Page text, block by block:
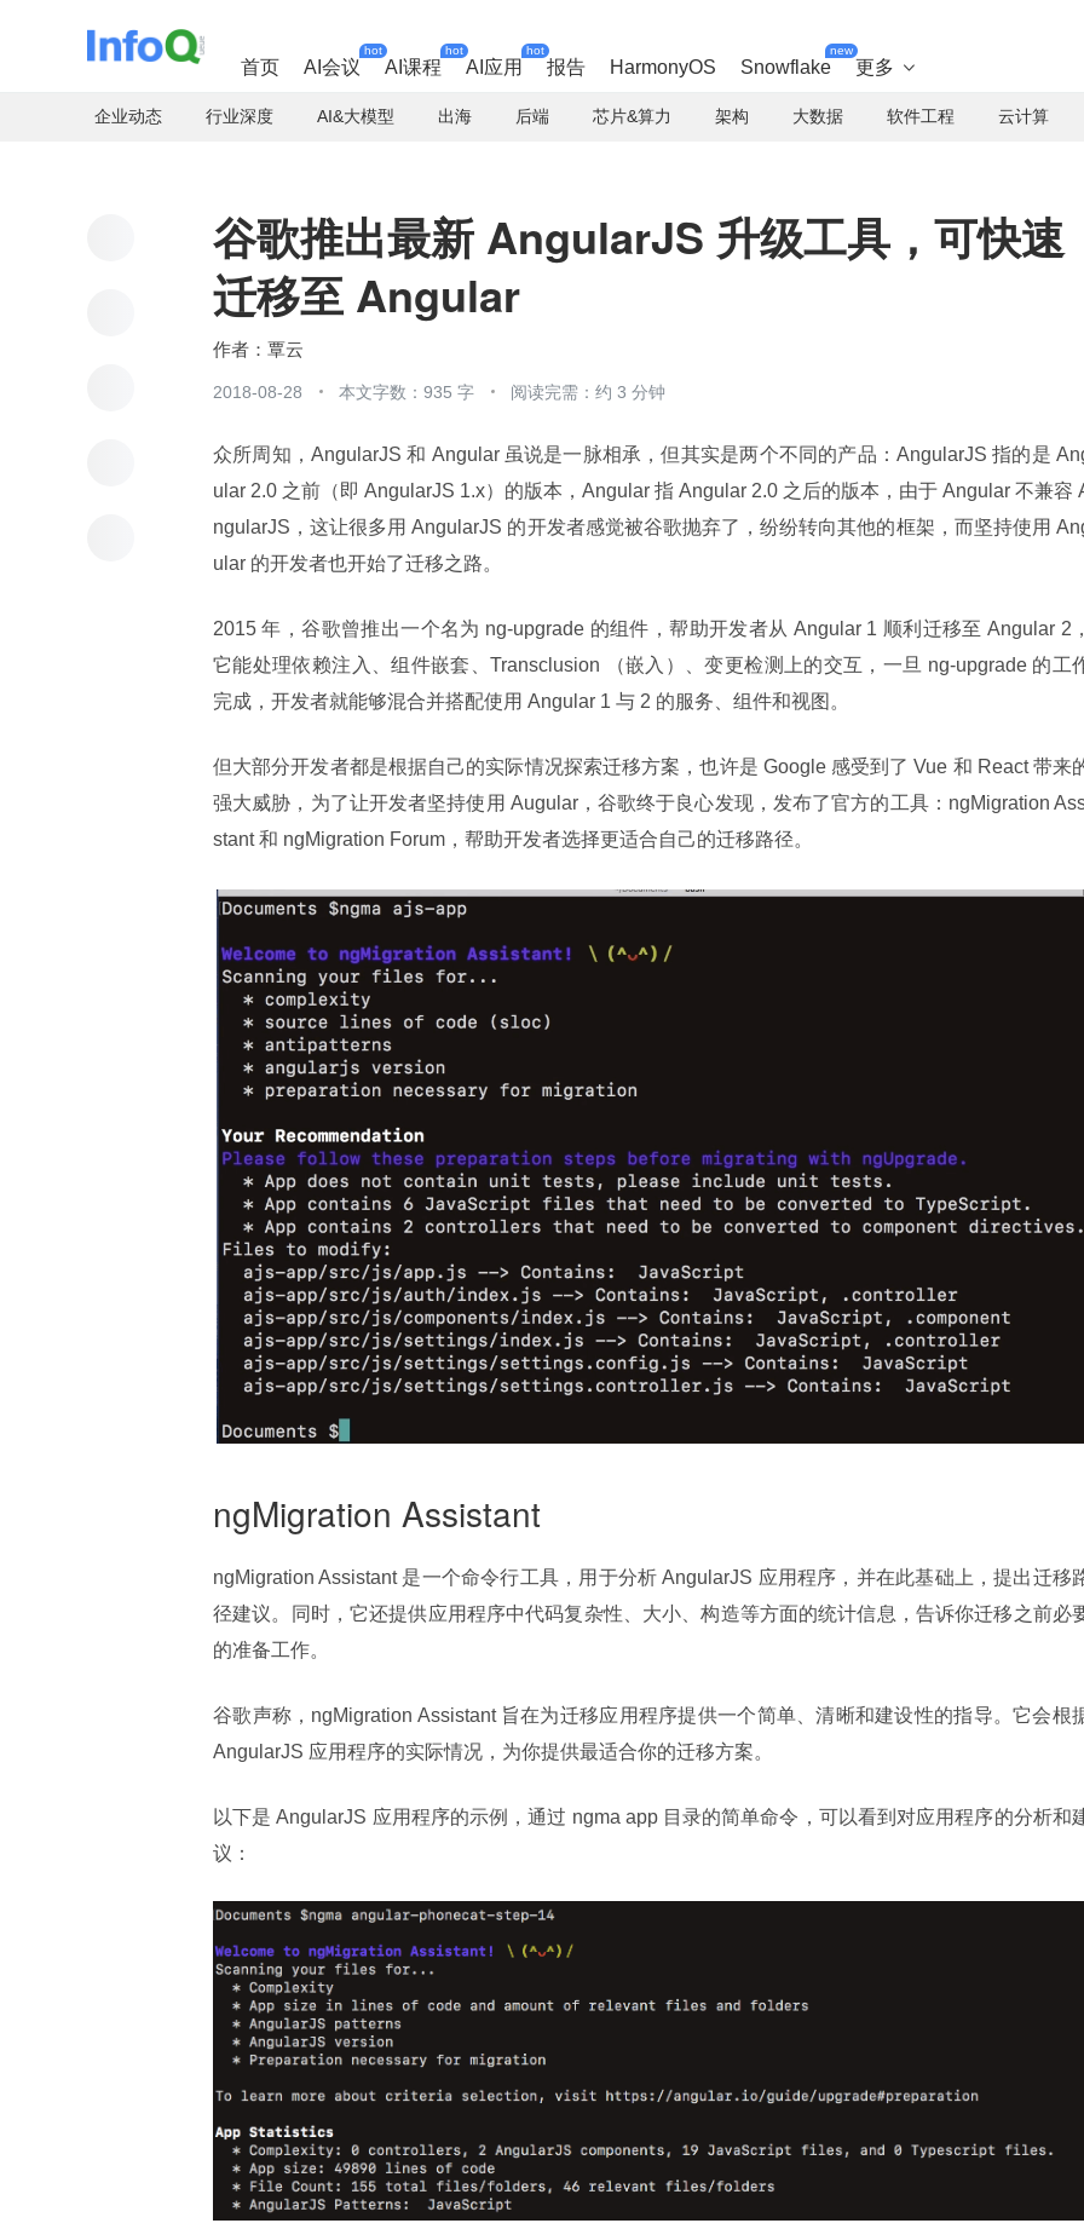
首页 AI会议
hot
AI课程
hot
AI应用
hot
报告 HarmonyOS Snowflake
new
更多 
企业动态 行业深度 AI&大模型 出海 后端 芯片&算力 架构 大数据 软件工程 云计算
谷歌推出最新 AngularJS 升级工具，可快速
迁移至 Angular
覃云
2018-08-28 本文字数：935 字 阅读完需：约 3 分钟
众所周知，AngularJS 和 Angular 虽说是一脉相承，但其实是两个不同的产品：AngularJS 指的是
ular 2.0 之前（即 AngularJS 1.x）的版本，Angular 指 Angular 2.0 之后的版本，由于 Angular 不兼容
ngularJS，这让很多用 AngularJS 的开发者感觉被谷歌抛弃了，纷纷转向其他的框架，而坚持使用
ular 的开发者也开始了迁移之路。
2015 年，谷歌曾推出一个名为 ng-upgrade 的组件，帮助开发者从 Angular 1 顺利迁移至 Angular 2
它能处理依赖注入、组件嵌套、Transclusion （嵌入）、变更检测上的交互，一旦 ng-upgrade 的工
完成，开发者就能够混合并搭配使用 Angular 1 与 2 的服务、组件和视图。
但大部分开发者都是根据自己的实际情况探索迁移方案，也许是 Google 感受到了 Vue 和 React 带来
强大威胁，为了让开发者坚持使用 Augular，谷歌终于良心发现，发布了官方的工具：ngMigration
stant 和 ngMigration Forum，帮助开发者选择更适合自己的迁移路径。
ngMigration Assistant
ngMigration Assistant 是一个命令行工具，用于分析 AngularJS 应用程序，并在此基础上，提出迁移
径建议。同时，它还提供应用程序中代码复杂性、大小、构造等方面的统计信息，告诉你迁移之前必
的准备工作。
谷歌声称，ngMigration Assistant 旨在为迁移应用程序提供一个简单、清晰和建设性的指导。它会根
AngularJS 应用程序的实际情况，为你提供最适合你的迁移方案。
以下是 AngularJS 应用程序的示例，通过 ngma app 目录的简单命令，可以看到对应用程序的分析和
议：